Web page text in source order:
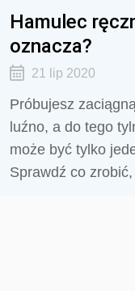
Hamulec
oznacza?
21 lip 2020
Próbujesz
luźno, a do tego
może być tylko
Sprawdź co